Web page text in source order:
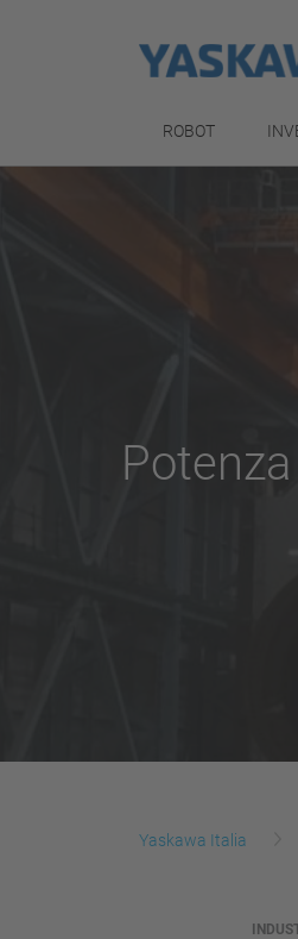
ROBOT
Yaskawa Italia